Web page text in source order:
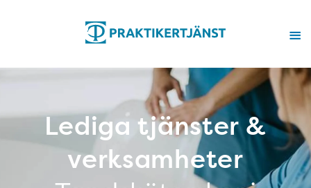
Lediga tjänster &
verksamheter